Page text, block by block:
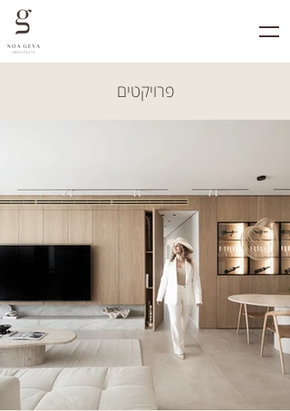
פרויקטים